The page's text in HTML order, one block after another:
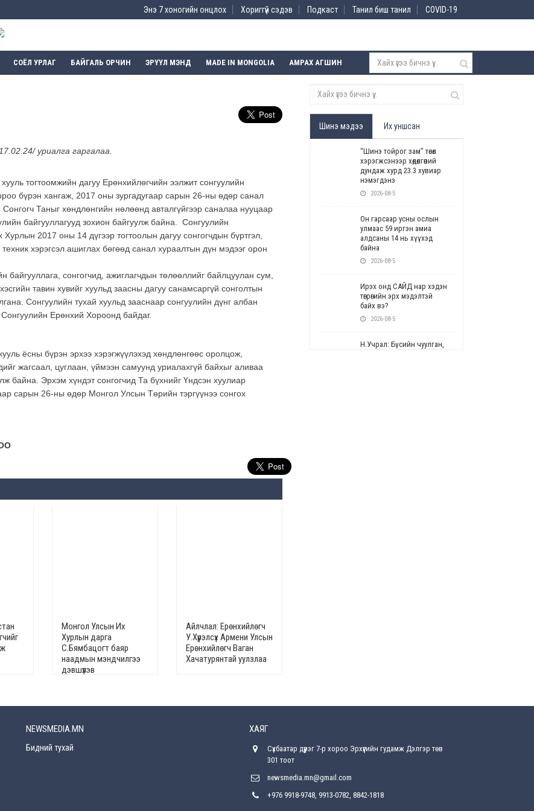
Энэ 7 хоногийн онцлох Хориггүй сэдэв Подкаст Танил биш танил COVID-19
СОЁЛ УРЛАГ БАЙГАЛЬ ОРЧИН ЭРҮҮЛ МЭНД MADE IN MONGOLIA АМРАХ АГШИН
уриалга гаргалаа.
тогтоомжийн дагуу Ерөнхийлөгчийн ээлжит сонгуулийн
бүрэн хангаж, 2017 оны зургадугаар сарын 26-ны өдөр санал
Таныг хөндлөнгийн нөлөөнд авталгүйгээр саналаа нууцаар
байгууллагууд зохион байгуулж байна. Сонгуулийн
2017 оны 14 дүгээр тогтоолын дагуу сонгогчдын бүртгэл,
хэрэгсэл ашиглах бөгөөд санал хураалтын дүн мэдээг орон
сонгогчид, ажиглагчдын төлөөллийг байлцуулан сум,
тавин хувийг хуульд заасны дагуу санамсаргүй сонголтын
Сонгуулийн тухай хуульд зааснаар сонгуулийн дүнг албан
Ерөнхий Хороонд байдаг.
ёсны бүрэн эрхээ хэрэгжүүлэхэд хөндлөнгөөс оролцож,
жагсаал, цуглаан, үймээн самуунд уриалахгүй байхыг аливаа
байна. Эрхэм хүндэт сонгогчид Та бүхнийг Үндсэн хуулиар
сарын 26-ны өдөр Монгол Улсын Төрийн тэргүүнээ сонгох
Монгол Улсын Их
Хурлын дарга
С.Бямбацогт баяр
наадмын мэндчилгээ
дэвшүүлэв
Айлчлал: Ерөнхийлөгч
У.Хүрэлсүх Армени Улсын
Ерөнхийлөгч Ваган
Хачатурянтай уулзлаа
Шинэ мэдээ Их уншсан
“Шинэ тойрог зам” төсөл
хэрэгжсэнээр хөдөлгөөний
дундаж хурд 23.3 хувиар
нэмэгдэнэ
2026-08-5
Он гарсаар усны ослын
улмаас 59 иргэн амиа
алдсаны 14 нь хүүхэд
байна
2026-08-5
Ирэх онд САЙД нар хэдэн
төгрөгийн эрх мэдэлтэй
байх вэ?
2026-08-5
Н.Учрал: Бүсийн чуулган,
Улсын онцгой комисс
2026-07-30
хэн залгамжлах вэ?
NEWSMEDIA.MN
Бидний тухай
ХАЯГ
Сүхбаатар дүүрэг 7-р хороо Эрхүүгийн гудамж Дэлгэр төв
301 тоот
newsmedia.mn@gmail.com
+976 9918-9748, 9913-0782, 8842-1818